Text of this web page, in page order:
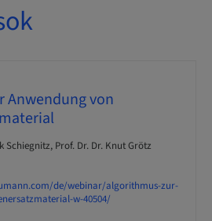
Anwendung von
Schiegnitz, Prof. Dr. Dr. Knut Grötz
de/webinar/algorithmus-zur-
w-40504/